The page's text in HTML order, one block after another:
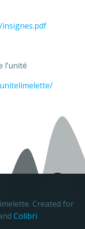
l’unité
Created for
Colibri